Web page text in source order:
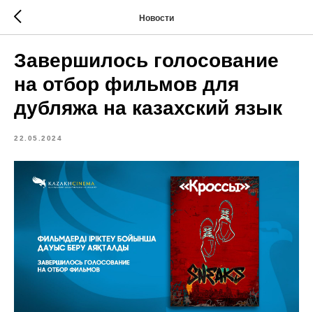
Новости
Завершилось голосование
на отбор фильмов для
дубляжа на казахский язык
22.05.2024